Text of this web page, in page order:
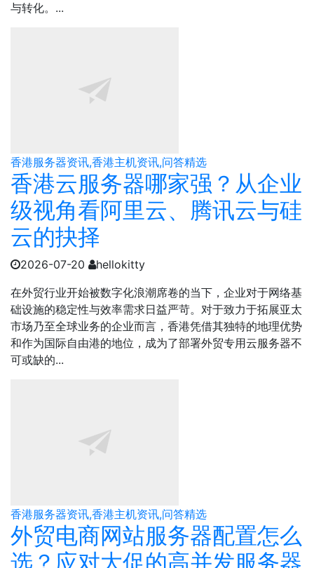
与转化。...
香港服务器资讯,香港主机资讯,问答精选
香港云服务器哪家强？从企业
级视角看阿里云、腾讯云与硅
云的抉择
2026-07-20
hellokitty
在外贸行业开始被数字化浪潮席卷的当下，企业对于网络基
础设施的稳定性与效率需求日益严苛。对于致力于拓展亚太
市场乃至全球业务的企业而言，香港凭借其独特的地理优势
和作为国际自由港的地位，成为了部署外贸专用云服务器不
可或缺的...
香港服务器资讯,香港主机资讯,问答精选
外贸电商网站服务器配置怎么
选？应对大促的高并发服务器